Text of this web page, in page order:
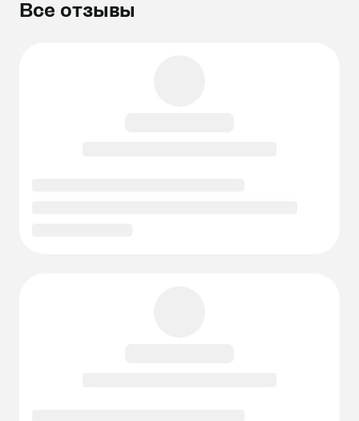
Все отзывы